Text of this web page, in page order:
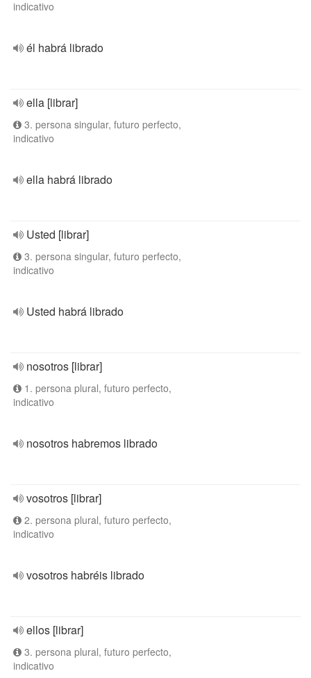
indicativo
él habrá librado
ella [librar]
3. persona singular, futuro perfecto,
indicativo
ella habrá librado
Usted [librar]
3. persona singular, futuro perfecto,
indicativo
Usted habrá librado
nosotros [librar]
1. persona plural, futuro perfecto,
indicativo
nosotros habremos librado
vosotros [librar]
2. persona plural, futuro perfecto,
indicativo
vosotros habréis librado
ellos [librar]
3. persona plural, futuro perfecto,
indicativo